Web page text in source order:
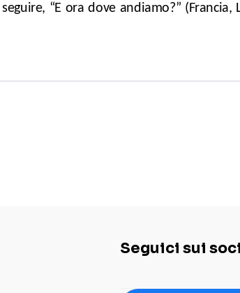
“E ora dove andiamo?” (Francia,
Seguici sui